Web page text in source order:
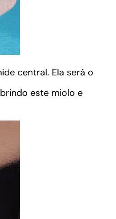
central. Ela será o
este miolo e